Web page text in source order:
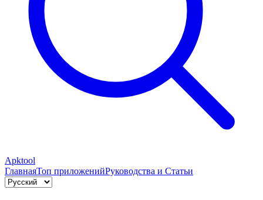
Apktool
ГлавнаяТоп приложенийРуководства и Статьи